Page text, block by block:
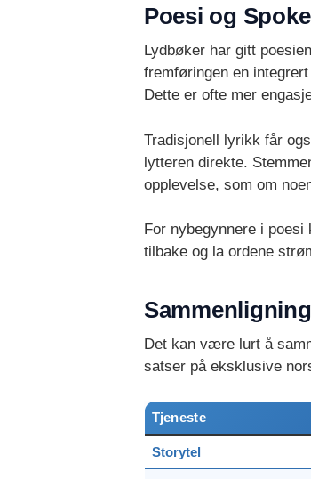
Poesi og
Lydbøker har gitt
fremføringen en
Dette er ofte mer
Tradisjonell lyrikk får
lytteren direkte.
opplevelse, som om
For nybegynnere i
tilbake og la ordene
Det kan være lurt å
satser på eksklusive
Tjeneste
Storytel